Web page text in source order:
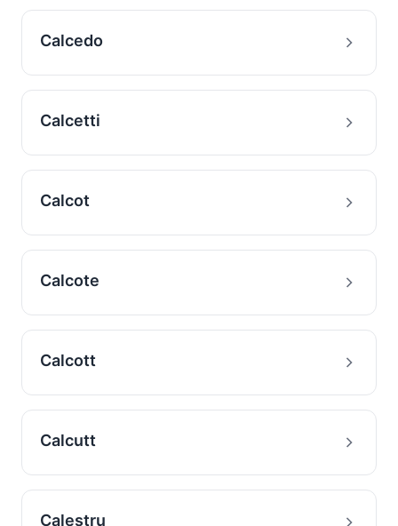
Calcedo
Calcetti
Calcot
Calcote
Calcott
Calcutt
Calestru